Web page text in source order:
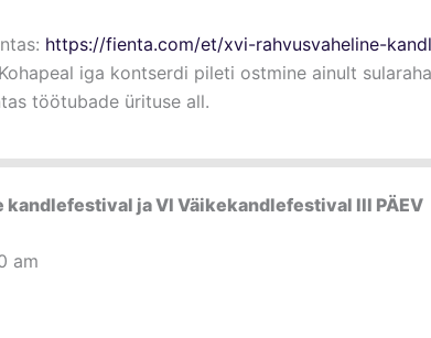
https://fienta.com/et/xvi-rahvusvaheline-
iga kontserdi pileti ostmine ainult
töötubade ürituse all.
kandlefestival ja VI Väikekandlefestival III PÄEV
am